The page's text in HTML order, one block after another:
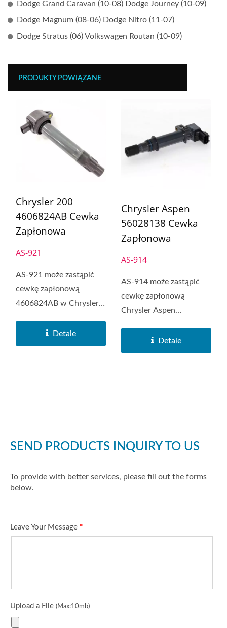
Dodge Grand Caravan (10-08) Dodge Journey (10-09)
Dodge Magnum (08-06) Dodge Nitro (11-07)
Dodge Stratus (06) Volkswagen Routan (10-09)
PRODUKTY POWIĄZANE
Chrysler 200
4606824AB Cewka
Zapłonowa
AS-921
AS-921 może zastąpić
cewkę zapłonową
4606824AB w Chrysler
PH-COP...
Detale
Chrysler Aspen
56028138 Cewka
Zapłonowa
AS-914
AS-914 może zastąpić
cewkę zapłonową
Chrysler Aspen
zapłonowa PH-COP...
Detale